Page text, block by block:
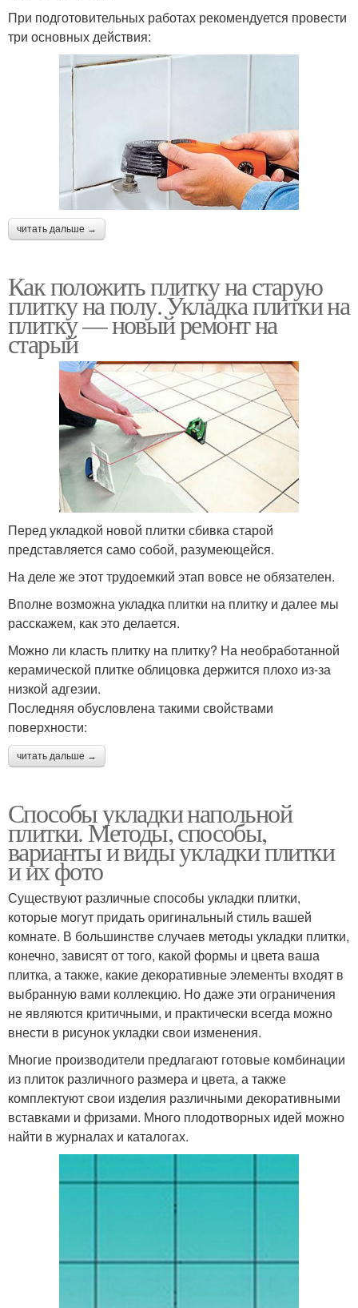
При подготовительных работах рекомендуется провести
три основных действия:
читать дальше →
Как положить плитку на старую
плитку на полу. Укладка плитки на
плитку — новый ремонт на
старый
Перед укладкой новой плитки сбивка старой
представляется само собой, разумеющейся.
На деле же этот трудоемкий этап вовсе не обязателен.
Вполне возможна укладка плитки на плитку и далее мы
расскажем, как это делается.
Можно ли класть плитку на плитку? На необработанной
керамической плитке облицовка держится плохо из-за
низкой адгезии.
Последняя обусловлена такими свойствами
поверхности:
читать дальше →
Способы укладки напольной
плитки. Методы, способы,
варианты и виды укладки плитки
и их фото
Существуют различные способы укладки плитки,
которые могут придать оригинальный стиль вашей
комнате. В большинстве случаев методы укладки плитки,
конечно, зависят от того, какой формы и цвета ваша
плитка, а также, какие декоративные элементы входят в
выбранную вами коллекцию. Но даже эти ограничения
не являются критичными, и практически всегда можно
внести в рисунок укладки свои изменения.
Многие производители предлагают готовые комбинации
из плиток различного размера и цвета, а также
комплектуют свои изделия различными декоративными
вставками и фризами. Много плодотворных идей можно
найти в журналах и каталогах.